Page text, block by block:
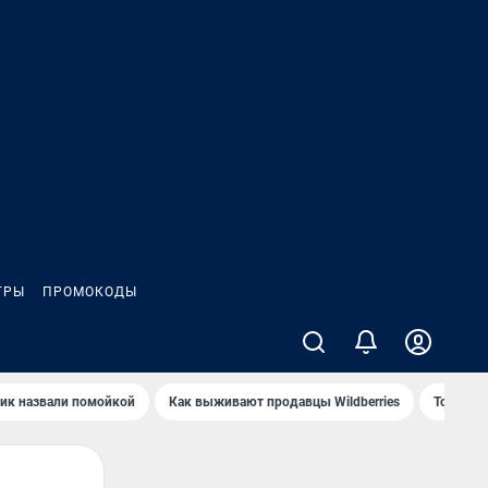
ПРОМОКОДЫ
назвали помойкой Как выживают продавцы Wildberries Топ